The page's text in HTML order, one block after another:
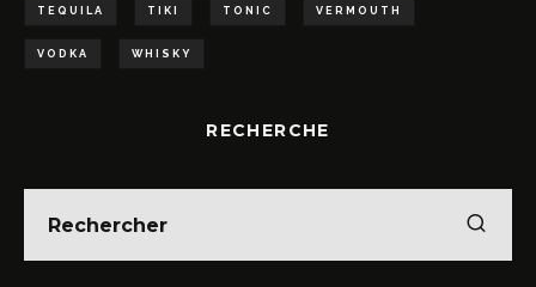
TEQUILA TIKI TONIC VERMOUTH
VODKA WHISKY
RECHERCHE